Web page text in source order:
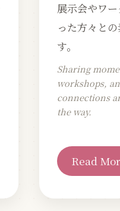
展示会やワ
った方々と
す。
Sharing
workshops,
connections
the way.
Read